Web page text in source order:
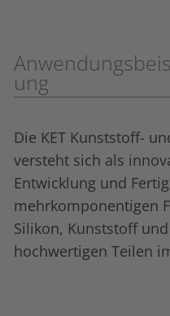
ung
Die KET Kunststoff-
versteht sich als
Entwicklung und
mehrkomponentigen
Silikon, Kunststoff
hochwertigen Teilen